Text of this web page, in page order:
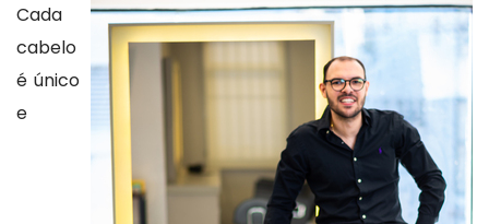
Cada
cabelo
é único
e